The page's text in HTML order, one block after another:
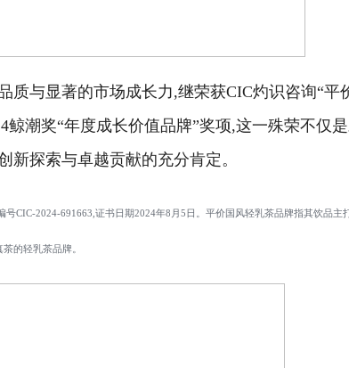
质与显著的市场成长力,继荣获CIC灼识咨询“平
鲸潮奖“年度成长价值品牌”奖项,这一殊荣不仅
探索与卓越贡献的充分肯定。
CIC-2024-691663,证书日期2024年8月5日。平价国风轻乳茶品牌指其饮品主
的轻乳茶品牌。